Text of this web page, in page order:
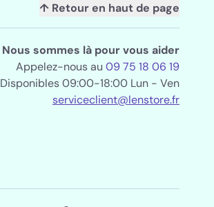
↑ Retour en haut de page
Nous sommes là pour vous aider
Appelez-nous au 09 75 18 06 19
Disponibles 09:00-18:00 Lun - Ven
serviceclient@lenstore.fr